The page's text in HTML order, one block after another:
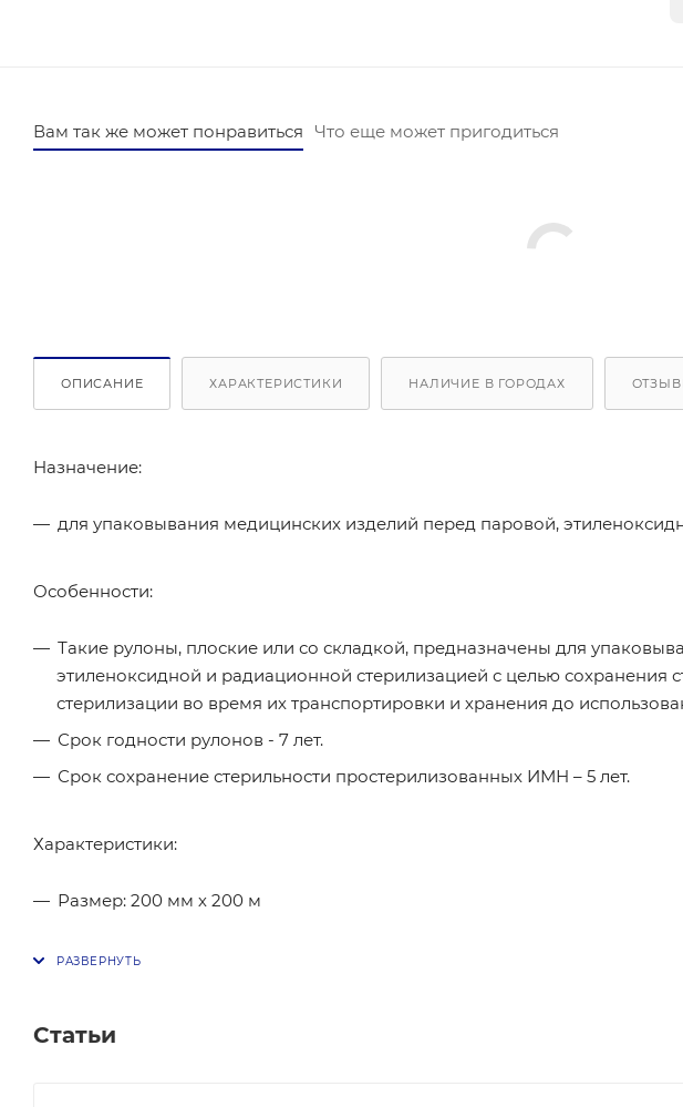
Вам так же может понравиться Что еще может пригодиться
ОПИСАНИЕ ХАРАКТЕРИСТИКИ НАЛИЧИЕ В ГОРОДАХ
Назначение:
для упаковывания медицинских изделий перед паровой,
Особенности:
Такие рулоны, плоские или со складкой, предназначены для
этиленоксидной и радиационной стерилизацией с целью сохранения
стерилизации во время их транспортировки и хранения до
Срок годности рулонов - 7 лет.
Срок сохранение стерильности простерилизованных ИМН – 5 лет.
Характеристики:
Размер: 200 мм х 200 м
Статьи